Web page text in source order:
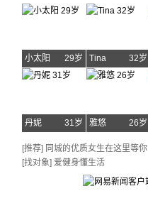
小太阳 29岁 Tina 32岁
丹妮 31岁 雅悠 26岁
[推荐] 同城的优质女生在这里等你
[找对象] 爱健身懂生活